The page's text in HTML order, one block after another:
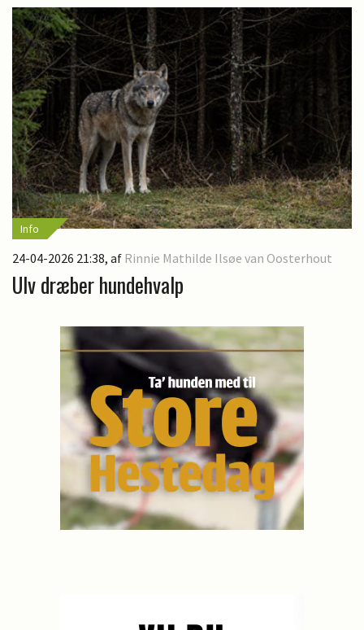
Info
24-04-2026 21:38, af Rinnie Mathilde Ilsøe van Oosterhout
Ulv dræber hundehvalp